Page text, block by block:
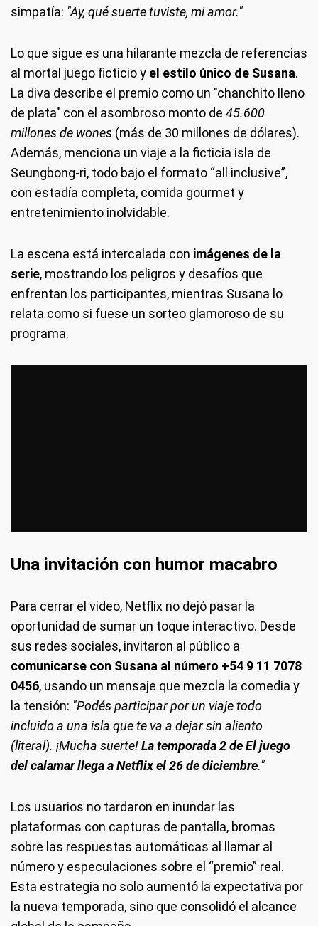
simpatía: "Ay, qué suerte tuviste, mi amor."
Lo que sigue es una hilarante mezcla de referencias
al mortal juego ficticio y el estilo único de Susana.
La diva describe el premio como un "chanchito lleno
de plata" con el asombroso monto de 45.600
millones de wones (más de 30 millones de dólares).
Además, menciona un viaje a la ficticia isla de
Seungbong-ri, todo bajo el formato “all inclusive”,
con estadía completa, comida gourmet y
entretenimiento inolvidable.
La escena está intercalada con imágenes de la
serie, mostrando los peligros y desafíos que
enfrentan los participantes, mientras Susana lo
relata como si fuese un sorteo glamoroso de su
programa.
Una invitación con humor macabro
Para cerrar el video, Netflix no dejó pasar la
oportunidad de sumar un toque interactivo. Desde
sus redes sociales, invitaron al público a
comunicarse con Susana al número +54 9 11 7078
0456, usando un mensaje que mezcla la comedia y
la tensión: "Podés participar por un viaje todo
incluido a una isla que te va a dejar sin aliento
(literal). ¡Mucha suerte!La temporada 2 de El juego
del calamar llega a Netflix el 26 de diciembre."
Los usuarios no tardaron en inundar las
plataformas con capturas de pantalla, bromas
sobre las respuestas automáticas al llamar al
número y especulaciones sobre el “premio” real.
Esta estrategia no solo aumentó la expectativa por
la nueva temporada, sino que consolidó el alcance